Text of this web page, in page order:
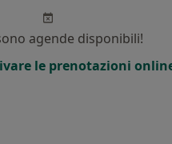
agende disponibili!
le prenotazioni